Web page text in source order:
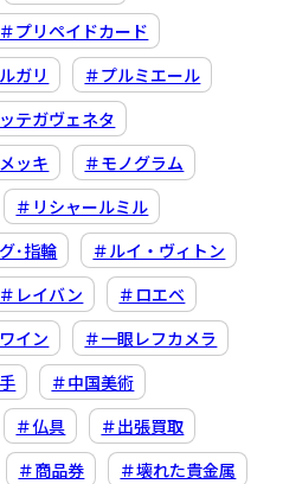
＃プリペイドカード
ガリ
＃プルミエール
テガヴェネタ
ッキ
＃モノグラム
＃リシャールミル
･指輪
＃ルイ・ヴィトン
＃レイバン
＃ロエベ
イン
＃一眼レフカメラ
＃中国美術
＃仏具
＃出張買取
＃商品券
＃壊れた貴金属